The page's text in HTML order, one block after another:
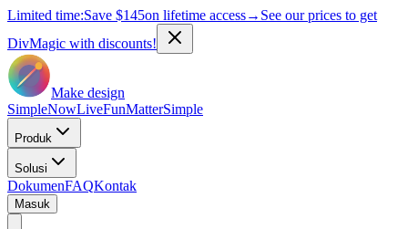
Limited time:Save $145on lifetime access→ See our prices to get
DivMagic with discounts!
Make design
SimpleNowLiveFunMatterSimple
Produk
Solusi
DokumenFAQKontak
Masuk